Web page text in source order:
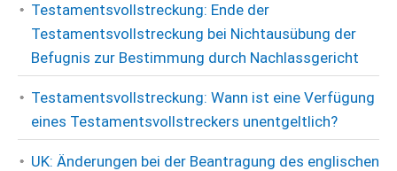
Testamentsvollstreckung: Ende der
Testamentsvollstreckung bei Nichtausübung der
Befugnis zur Bestimmung durch Nachlassgericht
Testamentsvollstreckung: Wann ist eine Verfügung
eines Testamentsvollstreckers unentgeltlich?
UK: Änderungen bei der Beantragung des englischen